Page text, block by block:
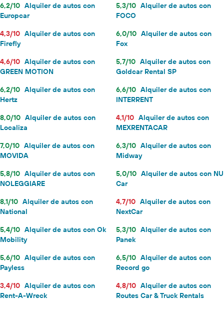
6,2/10 Alquiler de autos con
Europcar
5,3/10 Alquiler de autos con
FOCO
4,3/10 Alquiler de autos con
Firefly
6,0/10 Alquiler de autos con
Fox
4,6/10 Alquiler de autos con
GREEN MOTION
5,7/10 Alquiler de autos con
Goldcar Rental SP
6,2/10 Alquiler de autos con
Hertz
6,6/10 Alquiler de autos con
INTERRENT
8,0/10 Alquiler de autos con
Localiza
4,1/10 Alquiler de autos con
MEXRENTACAR
7,0/10 Alquiler de autos con
MOVIDA
6,3/10 Alquiler de autos con
Midway
5,8/10 Alquiler de autos con
NOLEGGIARE
5,0/10 Alquiler de autos con NU
Car
8,1/10 Alquiler de autos con
National
4,7/10 Alquiler de autos con
NextCar
5,4/10 Alquiler de autos con Ok
Mobility
5,3/10 Alquiler de autos con
Panek
5,6/10 Alquiler de autos con
Payless
6,5/10 Alquiler de autos con
Record go
3,4/10 Alquiler de autos con
Rent-A-Wreck
4,8/10 Alquiler de autos con
Routes Car & Truck Rentals